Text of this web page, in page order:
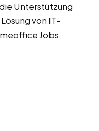
Unterstützung
von IT-
Jobs,